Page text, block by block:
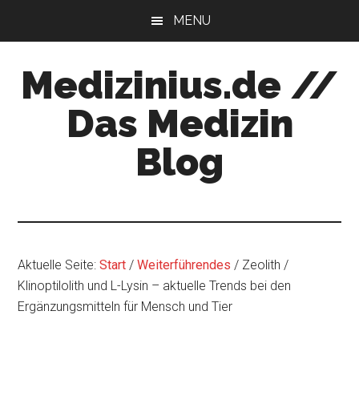
MENU
Medizinius.de //
Das Medizin
Blog
Aktuelle Seite:Start / Weiterführendes / Zeolith /
Klinoptilolith und L-Lysin – aktuelle Trends bei den
Ergänzungsmitteln für Mensch und Tier